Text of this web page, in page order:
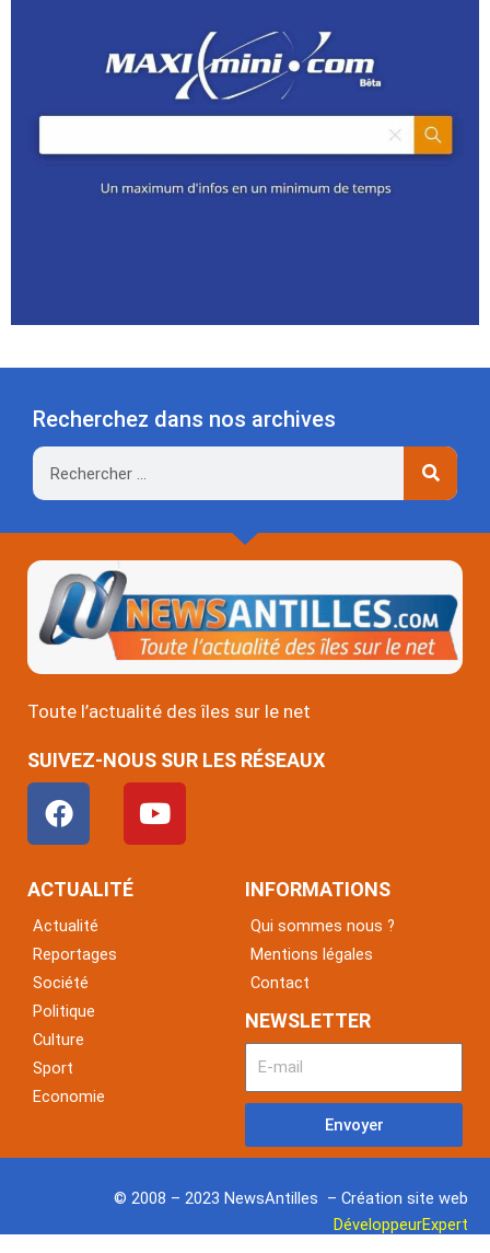
Recherchez dans nos archives
Rechercher
Toute l’actualité des îles sur le net
SUIVEZ-NOUS SUR LES RÉSEAUX
F
a
c
e
o
o
k
Y
o
u
ACTUALITÉ
Actualité
Reportages
Société
Politique
Culture
Sport
Economie
INFORMATIONS
Qui sommes nous ?
Mentions légales
Contact
NEWSLETTER
Envoyer
© 2008 – 2023 NewsAntilles – Création site web
DéveloppeurExpert